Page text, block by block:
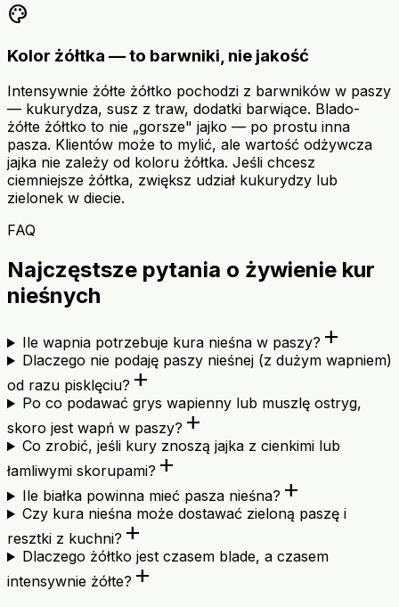
palette
Kolor żółtka — to barwniki, nie jakość
Intensywnie żółte żółtko pochodzi z barwników w paszy
— kukurydza, susz z traw, dodatki barwiące. Blado-
żółte żółtko to nie „gorsze" jajko — po prostu inna
pasza. Klientów może to mylić, ale wartość odżywcza
jajka nie zależy od koloru żółtka. Jeśli chcesz
ciemniejsze żółtka, zwiększ udział kukurydzy lub
zielonek w diecie.
FAQ
Najczęstsze pytania o żywienie kur
nieśnych
Ile wapnia potrzebuje kura nieśna w paszy? add
Dlaczego nie podaję paszy nieśnej (z dużym wapniem)
od razu pisklęciu? add
Po co podawać grys wapienny lub muszlę ostryg,
skoro jest wapń w paszy? add
Co zrobić, jeśli kury znoszą jajka z cienkimi lub
łamliwymi skorupami? add
Ile białka powinna mieć pasza nieśna? add
Czy kura nieśna może dostawać zieloną paszę i
resztki z kuchni? add
Dlaczego żółtko jest czasem blade, a czasem
intensywnie żółte? add